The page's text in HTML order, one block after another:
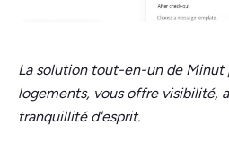
La solution tout-en-un de Minut
logements, vous offre visibilité,
tranquillité d'esprit.